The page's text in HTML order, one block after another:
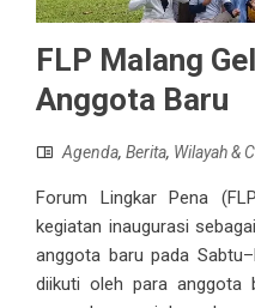
FLP Malang
Anggota Baru
Agenda, Berita, Wilayah &
Forum Lingkar Pena
kegiatan inaugurasi
anggota baru pada
diikuti oleh para anggota